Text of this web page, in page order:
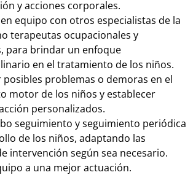
y acciones corporales.
equipo con otros especialistas de la
terapeutas ocupacionales y
para brindar un enfoque
en el tratamiento de los niños.
posibles problemas o demoras en el
motor de los niños y establecer
personalizados.
seguimiento y seguimiento periódica
de los niños, adaptando las
intervención según sea necesario.
a una mejor actuación.